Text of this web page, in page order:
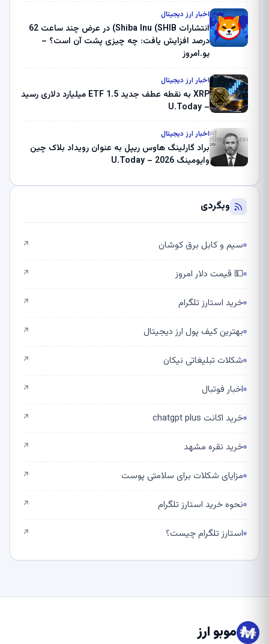
ثبت کرد – گزارش کریپتو صبح – U.Today
اخبار ارز دیجیتال
انتشارات Shiba Inu (SHIB) در عرض چند ساعت 62
درصد افزایش یافت: چه چیزی پشت آن است؟ –
یو.امروز
اخبار ارز دیجیتال
XRP به نقطه عطف جدید ETF 1.5 میلیارد دلاری رسید
– U.Today
اخبار ارز دیجیتال
براد گارلینگ هاوس ریپل به عنوان رویداد بلاک چین
وایومینگ 2026 – U.Today
وبگردی
سیم و کابل برق کوشان ↗
💵 قیمت دلار امروز ↗
خرید استارز تلگرام ↗
بهترین کیف پول ارز دیجیتال ↗
شکلات تبلیغاتی نیکان ↗
اخبار فوتبال ↗
خرید اکانت chatgpt plus ↗
خرید نقره مشهد ↗
مزایای شکلات برای سلامتی پوست ↗
نحوه خرید استارز تلگرام ↗
استارز تلگرام چیست؟ ↗
موبو ارز